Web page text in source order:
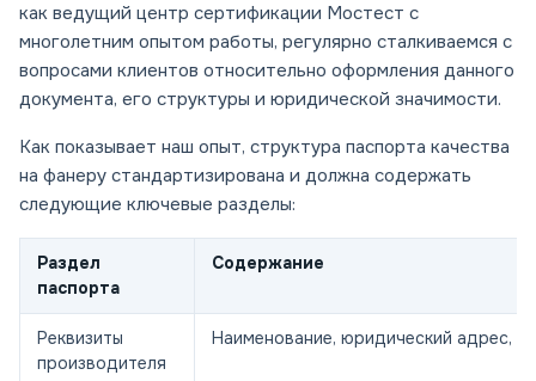
как ведущий центр сертификации Мостест с
многолетним опытом работы, регулярно сталкиваемся с
вопросами клиентов относительно оформления данного
документа, его структуры и юридической значимости.
Как показывает наш опыт, структура паспорта качества
на фанеру стандартизирована и должна содержать
следующие ключевые разделы:
Раздел
паспорта
Содержание
Реквизиты
производителя
Наименование, юридический адрес,